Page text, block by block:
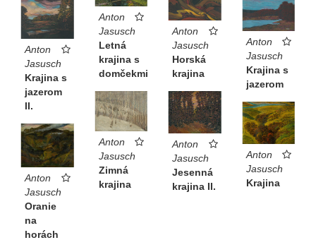
Anton
Jasusch
Letná
krajina s
domčekmi
Anton
Jasusch
Horská
krajina
Anton
Jasusch
Krajina s
jazerom
Anton
Jasusch
Krajina s
jazerom
II.
Anton
Jasusch
Jesenná
krajina II.
Anton
Jasusch
Zimná
krajina
Anton
Jasusch
Krajina
Anton
Jasusch
Oranie
na
horách